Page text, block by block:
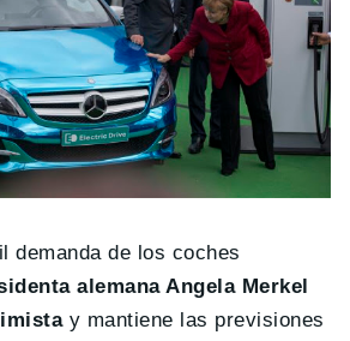
demanda de los coches
alemana Angela Merkel
y mantiene las previsiones